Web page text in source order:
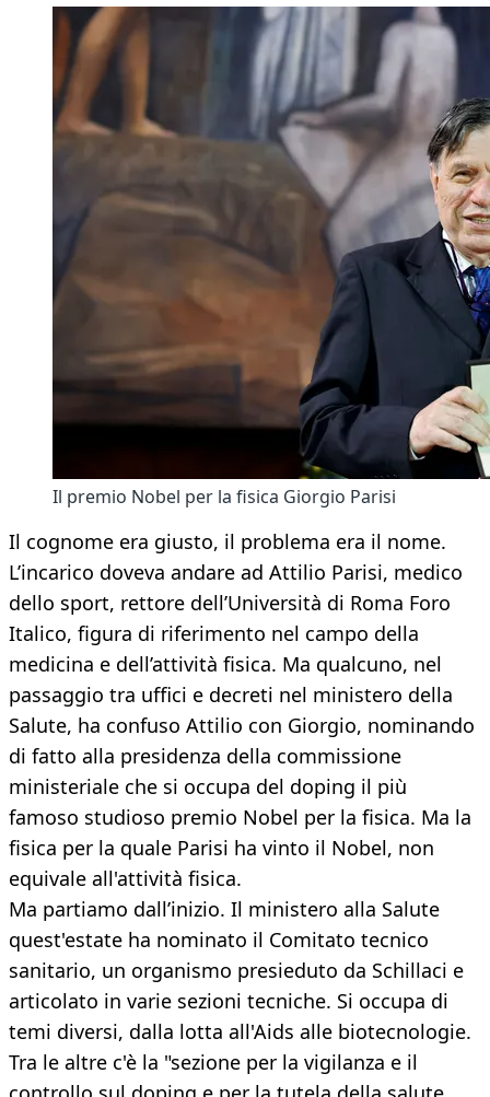
Il premio Nobel per la fisica Giorgio Parisi
Il cognome era giusto, il problema era il nome.
L’incarico doveva andare ad Attilio Parisi, medico
dello sport, rettore dell’Università di Roma Foro
Italico, figura di riferimento nel campo della
medicina e dell’attività fisica. Ma qualcuno, nel
passaggio tra uffici e decreti nel ministero della
Salute, ha confuso Attilio con Giorgio, nominando
di fatto alla presidenza della commissione
ministeriale che si occupa del doping il più
famoso studioso premio Nobel per la fisica. Ma la
fisica per la quale Parisi ha vinto il Nobel, non
equivale all'attività fisica.
Ma partiamo dall’inizio. Il ministero alla Salute
quest'estate ha nominato il Comitato tecnico
sanitario, un organismo presieduto da Schillaci e
articolato in varie sezioni tecniche. Si occupa di
temi diversi, dalla lotta all'Aids alle biotecnologie.
Tra le altre c'è la "sezione per la vigilanza e il